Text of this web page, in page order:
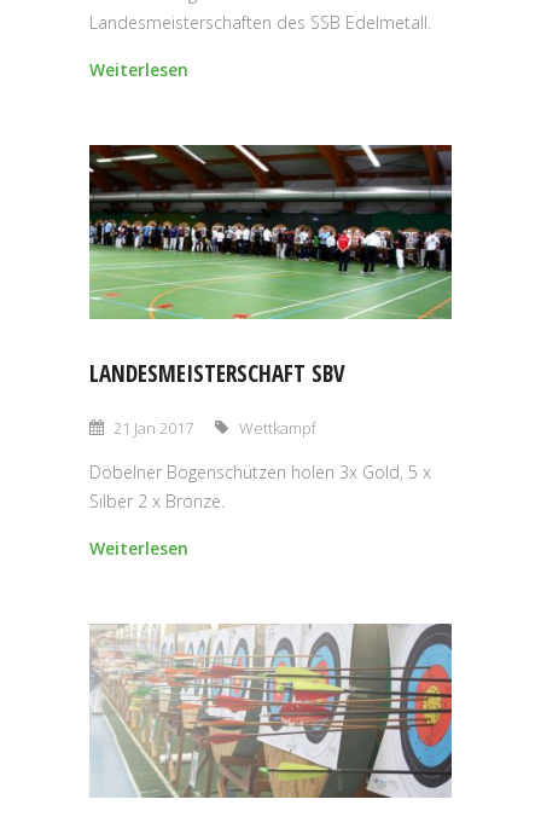
Landesmeisterschaften des SSB Edelmetall.
Weiterlesen
LANDESMEISTERSCHAFT SBV
21 Jan 2017 Wettkampf
Döbelner Bogenschützen holen 3x Gold, 5 x
Silber 2 x Bronze.
Weiterlesen